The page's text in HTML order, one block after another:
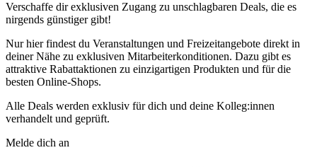
Verschaffe dir exklusiven Zugang zu unschlagbaren Deals, die es
nirgends günstiger gibt!
Nur hier findest du Veranstaltungen und Freizeitangebote direkt in
deiner Nähe zu exklusiven Mitarbeiterkonditionen. Dazu gibt es
attraktive Rabattaktionen zu einzigartigen Produkten und für die
besten Online-Shops.
Alle Deals werden exklusiv für dich und deine Kolleg:innen
verhandelt und geprüft.
Melde dich an